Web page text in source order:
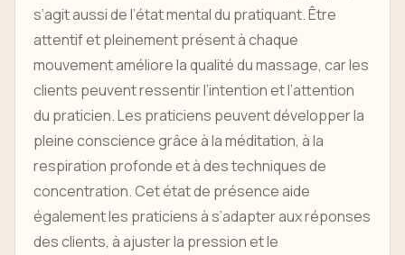
s’agit aussi de l’état mental du pratiquant. Être
attentif et pleinement présent à chaque
mouvement améliore la qualité du massage, car les
clients peuvent ressentir l’intention et l’attention
du praticien. Les praticiens peuvent développer la
pleine conscience grâce à la méditation, à la
respiration profonde et à des techniques de
concentration. Cet état de présence aide
également les praticiens à s’adapter aux réponses
des clients, à ajuster la pression et le